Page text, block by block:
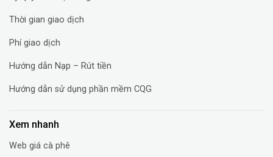
Thời gian giao dịch
Phí giao dịch
Hướng dẫn Nạp – Rút tiền
Hướng dẫn sử dụng phần mềm CQG
Xem nhanh
Web giá cà phê